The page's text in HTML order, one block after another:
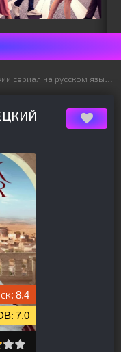
все серии смотреть онлайн бесплатно подряд
8.4
7.0